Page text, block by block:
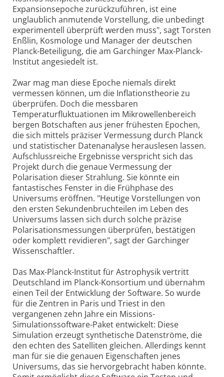
Expansionsepoche zurückzuführen, ist eine
unglaublich anmutende Vorstellung, die unbedingt
experimentell überprüft werden muss", sagt Torsten
Enßlin, Kosmologe und Manager der deutschen
Planck-Beteiligung, die am Garchinger Max-Planck-
Institut angesiedelt ist.
Zwar mag man diese Epoche niemals direkt
vermessen können, um die Inflationstheorie zu
überprüfen. Doch die messbaren
Temperaturfluktuationen im Mikrowellenbereich
bergen Botschaften aus jener frühesten Epochen,
die sich mittels präziser Vermessung durch Planck
und statistischer Datenanalyse herauslesen lassen.
Aufschlussreiche Ergebnisse verspricht sich das
Projekt durch die genaue Vermessung der
Polarisation dieser Strahlung. Sie könnte ein
fantastisches Fenster in die Frühphase des
Universums eröffnen. "Heutige Vorstellungen von
den ersten Sekundenbruchteilen im Leben des
Universums lassen sich durch solche präzise
Polarisationsmessungen überprüfen, bestätigen
oder komplett revidieren", sagt der Garchinger
Wissenschaftler.
Das Max-Planck-Institut für Astrophysik vertritt
Deutschland im Planck-Konsortium und übernahm
einen Teil der Entwicklung der Software. So wurde
für die Zentren in Paris und Triest in den
vergangenen zehn Jahre ein Missions-
Simulationssoftware-Paket entwickelt: Diese
Simulation erzeugt synthetische Datenströme, die
den echten des Satelliten gleichen. Allerdings kennt
man für sie die genauen Eigenschaften jenes
Universums, das sie hervorgebracht haben könnte.